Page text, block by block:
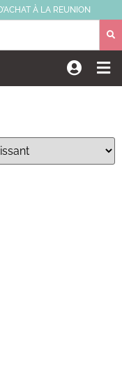
À LA REUNION